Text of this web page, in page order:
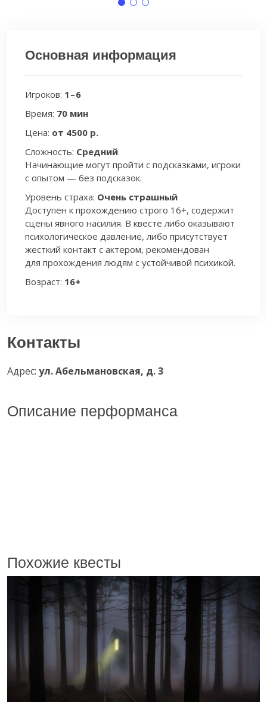
Основная информация
Игроков: 1 – 6
Время: 70 мин
Цена: от 4500 р.
Сложность: Средний
Начинающие могут пройти с подсказками, игроки
с опытом — без подсказок.
Уровень страха: Очень страшный
Доступен к прохождению строго 16+, содержит
сцены явного насилия. В квесте либо оказывают
психологическое давление, либо присутствует
жесткий контакт с актером, рекомендован
для прохождения людям с устойчивой психикой.
Возраст: 16+
Контакты
Адрес: ул. Абельмановская, д. 3
Описание перформанса
Похожие квесты